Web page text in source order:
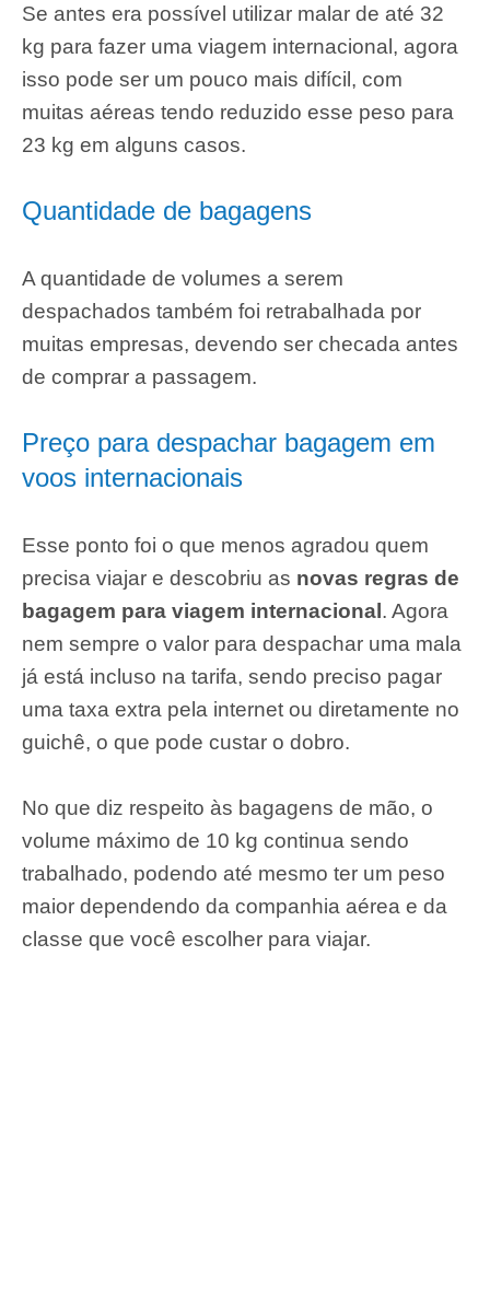
Se antes era possível utilizar malar de até 32
kg para fazer uma viagem internacional, agora
isso pode ser um pouco mais difícil, com
muitas aéreas tendo reduzido esse peso para
23 kg em alguns casos.
Quantidade de bagagens
A quantidade de volumes a serem
despachados também foi retrabalhada por
muitas empresas, devendo ser checada antes
de comprar a passagem.
Preço para despachar bagagem em
voos internacionais
Esse ponto foi o que menos agradou quem
precisa viajar e descobriu as novas regras de
bagagem para viagem internacional. Agora
nem sempre o valor para despachar uma mala
já está incluso na tarifa, sendo preciso pagar
uma taxa extra pela internet ou diretamente no
guichê, o que pode custar o dobro.
No que diz respeito às bagagens de mão, o
volume máximo de 10 kg continua sendo
trabalhado, podendo até mesmo ter um peso
maior dependendo da companhia aérea e da
classe que você escolher para viajar.